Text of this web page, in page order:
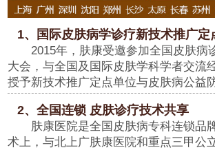
1、国际皮肤病学诊疗新技术推广定
2015年，肤康受邀参加全国皮肤病
大会，与全国及国际皮肤学科学者交流
授予新技术推广定点单位与皮肤病公益
2、全国连锁 皮肤诊疗技术共享
肤康医院是全国皮肤病专科连锁品
术上，与北上广肤康医院和重点三甲公